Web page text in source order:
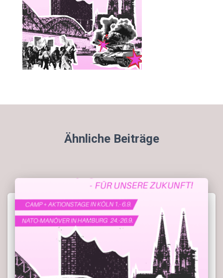
Ähnliche Beiträge